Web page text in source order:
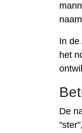
In de
het
De